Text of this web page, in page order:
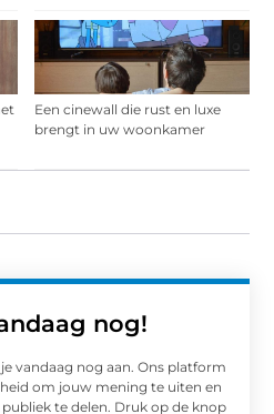
Een cinewall die rust en luxe
brengt in uw woonkamer
nog!
vandaag nog aan. Ons platform
om jouw mening te uiten en
te delen. Druk op de knop